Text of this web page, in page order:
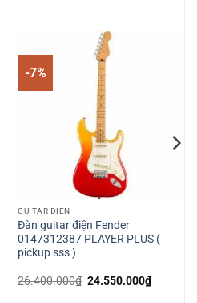
-7%
GUITAR ĐIỆN
Đàn guitar điện Fender
0147312387 PLAYER PLUS (
pickup sss )
26.400.000₫ Giá
24.550.000₫Giá
hiện